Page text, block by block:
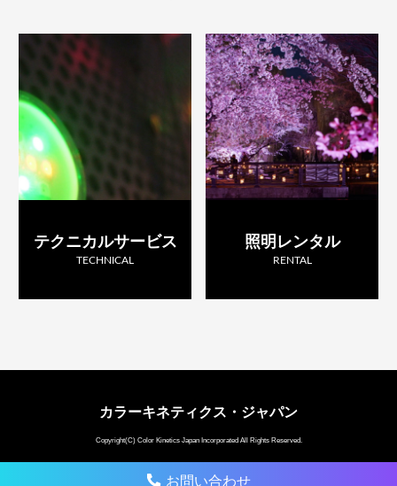
テクニカルサービス
TECHNICAL
照明レンタル
RENTAL
お問い合わせ
カラーキネティクス・ジャパン
Copyright(C) Color Kinetics Japan Incorporated All Rights Reserved.